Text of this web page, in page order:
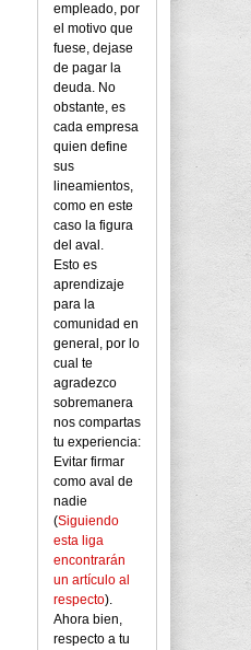
empleado, por
el motivo que
fuese, dejase
de pagar la
deuda. No
obstante, es
cada empresa
quien define
sus
lineamientos,
como en este
caso la figura
del aval.
Esto es
aprendizaje
para la
comunidad en
general, por lo
cual te
agradezco
sobremanera
nos compartas
tu experiencia:
Evitar firmar
como aval de
nadie
(Siguiendo
esta liga
encontrarán
un artículo al
respecto).
Ahora bien,
respecto a tu